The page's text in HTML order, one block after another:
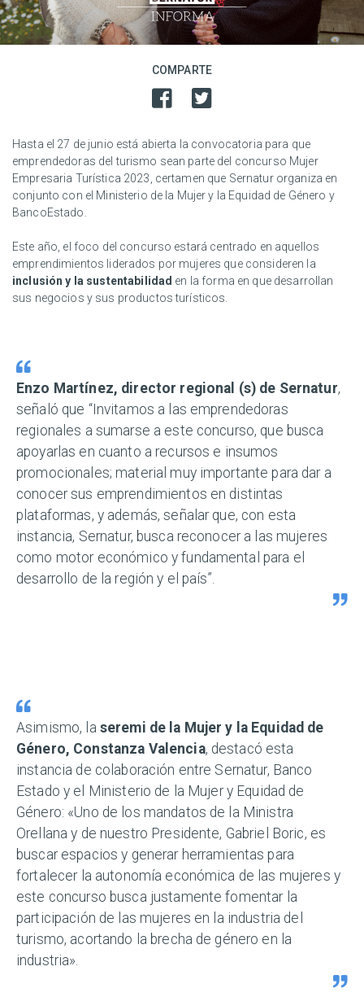
COMPARTE
Hasta el 27 de junio está abierta la convocatoria para que
emprendedoras del turismo sean parte del concurso Mujer
Empresaria Turística 2023, certamen que Sernatur organiza en
conjunto con el Ministerio de la Mujer y la Equidad de Género y
BancoEstado.
Este año, el foco del concurso estará centrado en aquellos
emprendimientos liderados por mujeres que consideren la
inclusión y la sustentabilidad en la forma en que desarrollan
sus negocios y sus productos turísticos.
Enzo Martínez, director regional (s) de Sernatur,
señaló que “Invitamos a las emprendedoras
regionales a sumarse a este concurso, que busca
apoyarlas en cuanto a recursos e insumos
promocionales; material muy importante para dar a
conocer sus emprendimientos en distintas
plataformas, y además, señalar que, con esta
instancia, Sernatur, busca reconocer a las mujeres
como motor económico y fundamental para el
desarrollo de la región y el país”.
Asimismo, la seremi de la Mujer y la Equidad de
Género, Constanza Valencia, destacó esta
instancia de colaboración entre Sernatur, Banco
Estado y el Ministerio de la Mujer y Equidad de
Género: «Uno de los mandatos de la Ministra
Orellana y de nuestro Presidente, Gabriel Boric, es
buscar espacios y generar herramientas para
fortalecer la autonomía económica de las mujeres y
este concurso busca justamente fomentar la
participación de las mujeres en la industria del
turismo, acortando la brecha de género en la
industria».